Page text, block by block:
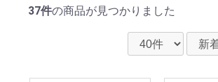
37件の商品が見つかりました